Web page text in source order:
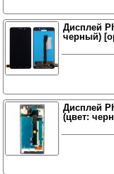
Дисплей
черный)
Дисплей
(цвет: